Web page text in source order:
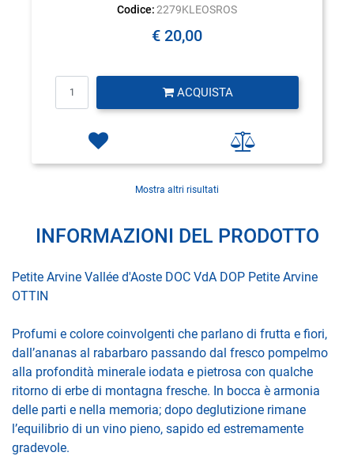
Codice: 2279KLEOSROS
€ 20,00
ACQUISTA
Mostra altri risultati
INFORMAZIONI DEL PRODOTTO
Petite Arvine Vallée d'Aoste DOC VdA DOP Petite Arvine
OTTIN
Profumi e colore coinvolgenti che parlano di frutta e fiori,
dall’ananas al rabarbaro passando dal fresco pompelmo
alla profondità minerale iodata e pietrosa con qualche
ritorno di erbe di montagna fresche. In bocca è armonia
delle parti e nella memoria; dopo deglutizione rimane
l’equilibrio di un vino pieno, sapido ed estremamente
gradevole.